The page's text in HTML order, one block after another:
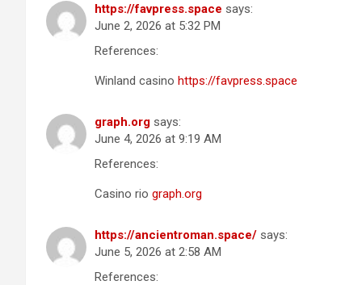
https://favpress.space says:
June 2, 2026 at 5:32 PM
References:
Winland casino https://favpress.space
graph.org says:
June 4, 2026 at 9:19 AM
References:
Casino rio graph.org
https://ancientroman.space/ says:
June 5, 2026 at 2:58 AM
References: